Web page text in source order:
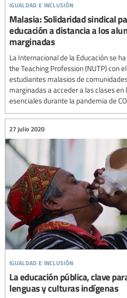
igualdad e inclusión
Malasia: Solidaridad sindical
educación a distancia a los
marginadas
La Internacional de la Educación se
the Teaching Profession (NUTP) con
estudiantes malasios de
marginadas a acceder a las clases en
esenciales durante la pandemia de
igualdad e inclusión
27 julio 2020
La educación pública, clave
lenguas y culturas indígenas